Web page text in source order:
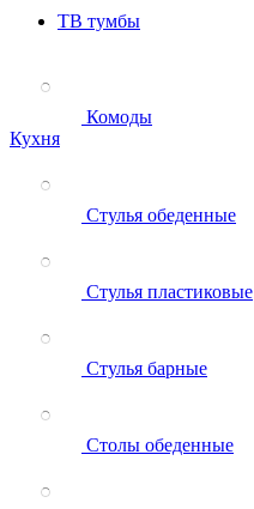
ТВ тумбы
Комоды
Кухня
Стулья обеденные
Стулья пластиковые
Стулья барные
Столы обеденные